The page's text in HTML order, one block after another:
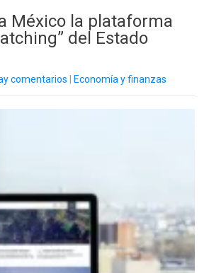
México la plataforma
del Estado
comentarios Economía y finanzas